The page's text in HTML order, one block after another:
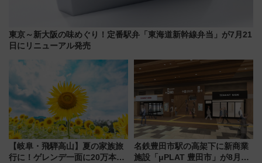
東京～新大阪の味めぐり！定番駅弁「東海道新幹線弁当」が7月21
日にリニューアル発売
【岐阜・飛騨高山】夏の家族旅
行に！ゲレンデ一面に20万本の
名鉄豊田市駅の高架下に新商業
施設「μPLAT 豊田市」が8月26